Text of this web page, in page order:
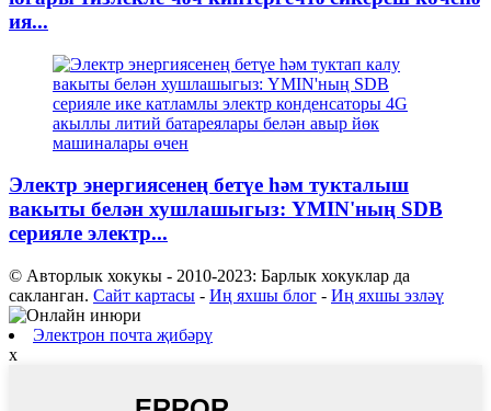
ия...
Электр энергиясенең бетүе һәм тукталыш
вакыты белән хушлашыгыз: YMIN'ның SDB
серияле электр...
© Авторлык хокукы - 2010-2023: Барлык хокуклар да
сакланган. Сайт картасы - Иң яхшы блог - Иң яхшы эзләү
Электрон почта җибәрү
x